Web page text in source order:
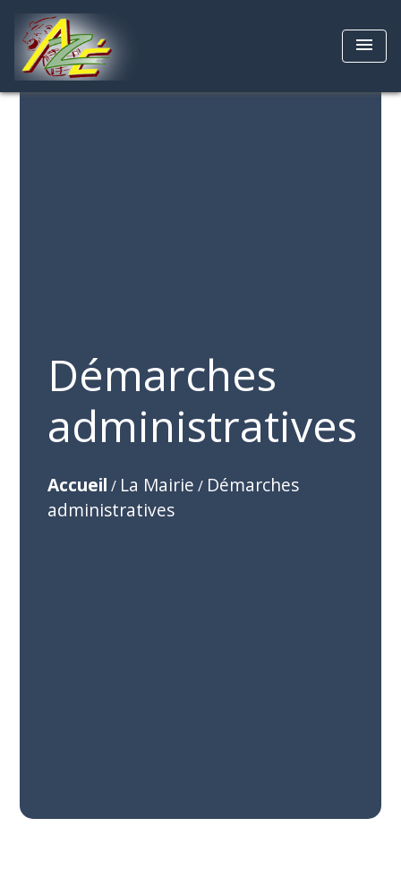
menu
Démarches
administratives
Accueil / La Mairie / Démarches
administratives